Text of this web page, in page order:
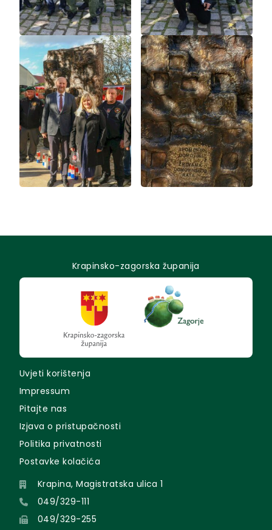
Krapinsko-zagorska županija
Uvjeti korištenja
Impressum
Pitajte nas
Izjava o pristupačnosti
Politika privatnosti
Postavke kolačića
Krapina, Magistratska ulica 1
049/329-111
049/329-255